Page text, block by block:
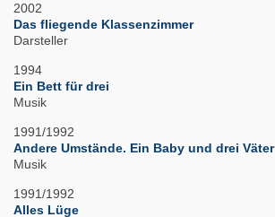
2002
Das fliegende Klassenzimmer
Darsteller
1994
Ein Bett für drei
Musik
1991/1992
Andere Umstände. Ein Baby und drei Väter
Musik
1991/1992
Alles Lüge